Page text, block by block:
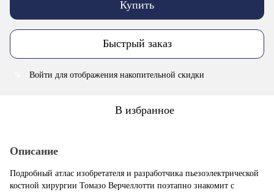
Купить
Быстрый заказ
Войти для отображения накопительной скидки
В избранное
Описание
Подробный атлас изобретателя и разработчика пьезоэлектрической
костной хирургии Томазо Верчеллотти поэтапно знакомит с